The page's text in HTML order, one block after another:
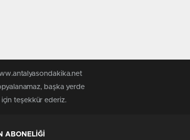
başka yerde
için teşekkür ederiz.
ABONELİĞİ